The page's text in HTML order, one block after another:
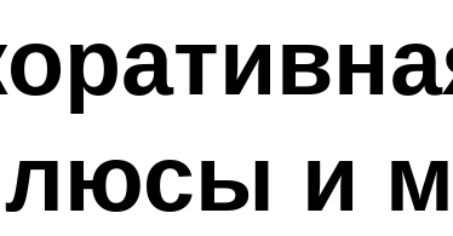
и